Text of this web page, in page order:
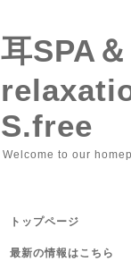
耳SPA＆
S.free
Welcome to our
トップページ
最新の情報はこちら